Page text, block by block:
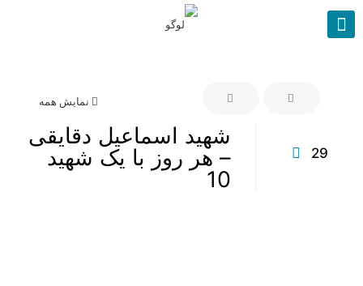
نمایش همه
29
شهید اسماعیل دقایقی
– هر روز با یک شهید
10